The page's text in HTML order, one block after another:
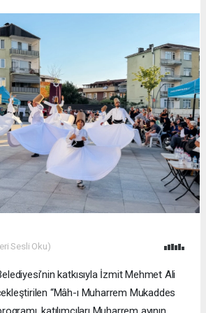
Sesli Oku)
katkısıyla İzmit Mehmet Ali
“Mâh-ı Muharrem Mukaddes